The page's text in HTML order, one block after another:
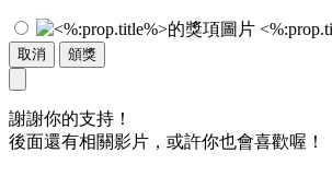
取消 頒獎
謝謝你的支持！
後面還有相關影片，或許你也會喜歡喔！